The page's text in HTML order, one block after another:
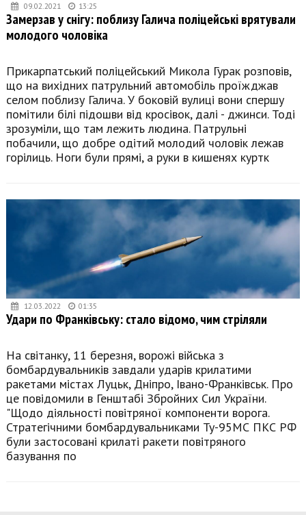
09.02.2021 13:25
Замерзав у снігу: поблизу Галича поліцейські врятували
молодого чоловіка
Прикарпатський поліцейський Микола Гурак розповів,
що на вихідних патрульний автомобіль проїжджав
селом поблизу Галича. У боковій вулиці вони спершу
помітили білі підошви від кросівок, далі - джинси. Тоді
зрозуміли, що там лежить людина. Патрульні
побачили, що добре одітий молодий чоловік лежав
горілиць. Ноги були прямі, а руки в кишенях куртк
12.03.2022 01:35
Удари по Франківську: стало відомо, чим стріляли
На світанку, 11 березня, ворожі війська з
бомбардувальників завдали ударів крилатими
ракетами містах Луцьк, Дніпро, Івано-Франківськ. Про
це повідомили в Генштабі Збройних Сил України.
"Щодо діяльності повітряної компоненти ворога.
Стратегічними бомбардувальниками Ту-95МС ПКС РФ
були застосовані крилаті ракети повітряного
базування по